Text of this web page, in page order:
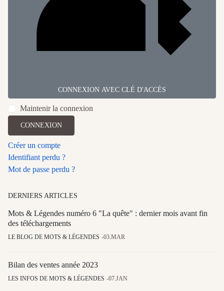
CONNEXION AVEC CLÉ D'ACCÈS
Maintenir la connexion
CONNEXION
Créer un compte
Identifiant perdu ?
Mot de passe perdu ?
DERNIERS ARTICLES
Mots & Légendes numéro 6 "La quête" : dernier mois avant fin
des téléchargements
LE BLOG DE MOTS & LÉGENDES 03.MAR
Bilan des ventes année 2023
LES INFOS DE MOTS & LÉGENDES 07.JAN